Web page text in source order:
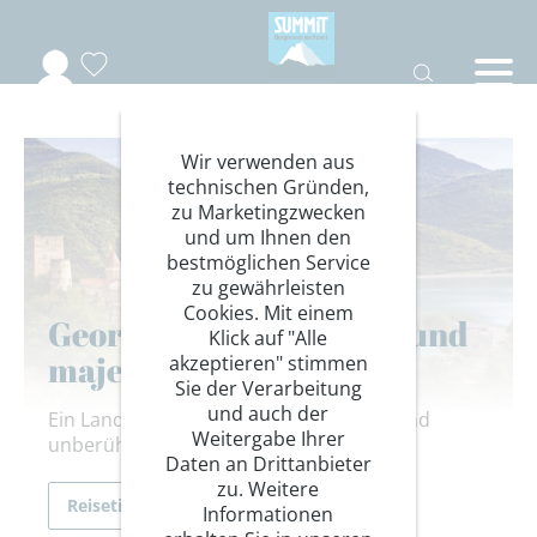
Georgien - Wilde Natur und
majestätische Gipfel
Ein Land der Vielfältigkeit, Traditionen und
unberührter Landschaften
Reisetipps
Wir verwenden aus
technischen Gründen,
zu Marketingzwecken
und um Ihnen den
bestmöglichen Service
zu gewährleisten
Cookies. Mit einem
Klick auf "Alle
akzeptieren" stimmen
Sie der Verarbeitung
und auch der
Weitergabe Ihrer
Daten an Drittanbieter
zu. Weitere
Informationen